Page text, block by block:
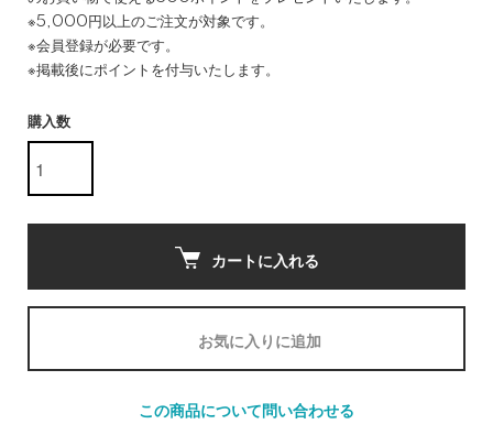
※5,000円以上のご注文が対象です。
※会員登録が必要です。
※掲載後にポイントを付与いたします。
購入数
カートに入れる
お気に入りに追加
この商品について問い合わせる